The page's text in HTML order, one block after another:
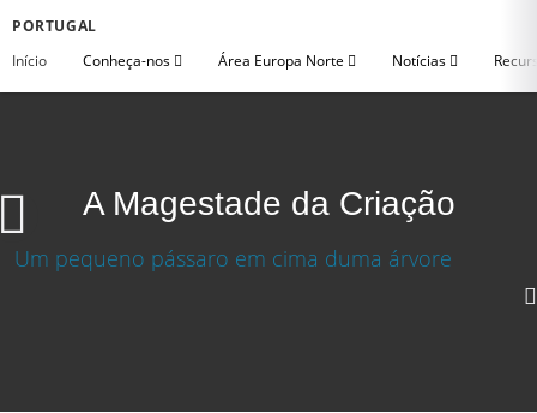
PORTUGAL
Início
Conheça-nos Área Europa Norte Notícias
A Magestade da Criação